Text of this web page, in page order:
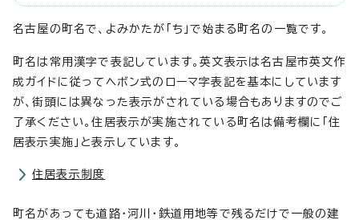
名古屋の町名で、よみかたが「ち」で始まる町名の一覧です。
町名は常用漢字で表記しています。英文表示は名古屋市英文作
成ガイドに従ってヘボン式のローマ字表記を基本にしています
が、街頭には異なった表示がされている場合もありますのでご
了承ください。住居表示が実施されている町名は備考欄に「住
居表示実施」と表示しています。
住居表示制度
町名があっても道路・河川・鉄道用地等で残るだけで一般の建